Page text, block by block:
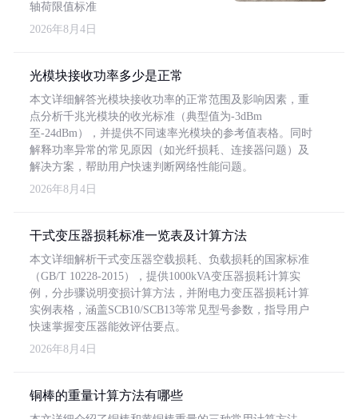
轴荷限值标准
2026年8月4日
光模块接收功率多少是正常
本文详细解答光模块接收功率的正常范围及影响因素，重
点分析千兆光模块的收光标准（典型值为-3dBm
至-24dBm），并提供不同速率光模块的参考值表格。同时
解释功率异常的常见原因（如光纤损耗、连接器问题）及
解决方案，帮助用户快速判断网络性能问题。
2026年8月4日
干式变压器损耗标准一览表及计算方法
本文详细解析干式变压器空载损耗、负载损耗的国家标准
（GB/T 10228-2015），提供1000kVA变压器损耗计算实
例，分步骤说明变损计算方法，并附电力变压器损耗计算
实例表格，涵盖SCB10/SCB13等常见型号参数，指导用户
快速掌握变压器能效评估要点。
2026年8月4日
铜棒的重量计算方法有哪些